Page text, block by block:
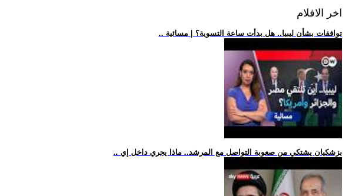
اخر الافلام
.. توافقات بشأن ليبيا.. هل بدأت ساعة التسوية؟ | مسائية
.. بزشكيان يشتكي من صعوبة التواصل مع المرشد.. ماذا يجري داخل إي